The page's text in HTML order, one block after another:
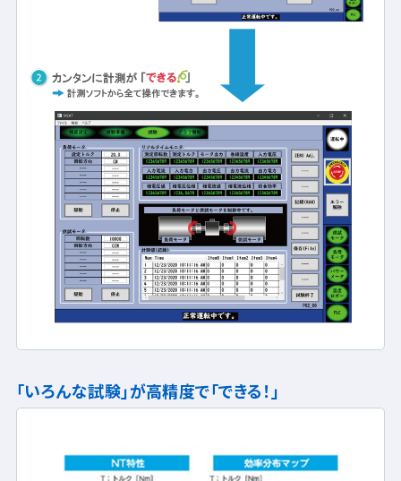
「いろんな試験」が高精度で「できる！」